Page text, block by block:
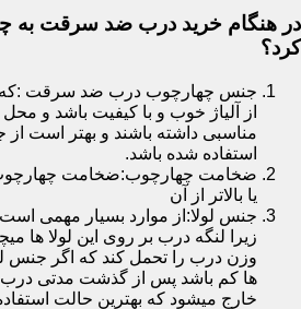
در هنگام خرید درب ضد سرقت به چه
کرد؟
جنس چهارچوب درب ضد سرقت :که
از آلیاژ خوب و با کیفیت باشد و
استفاده شده باشد.
یا بالاتر از آن
جنس لولا:از موارد بسیار مهمی است
زیرا لنگه درب بر روی این لولا ها
وزن درب را تحمل کند که اگر جنس
ها کم باشد پس از گذشت مدتی درب